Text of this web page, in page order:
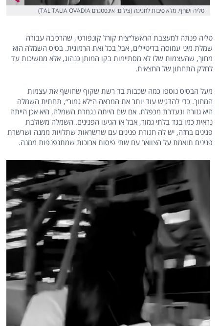
טליה ושחף. מלא סיבות לחגיגה (צילום: אינסטגרם TAL TALIA OVADIA)
טליה פנתה למעצבת הראשל״צית קורל קונפורטי, שהרכיבה עבורה
שמלת מיני עמוסה בדיטיילים, אבל בכל זאת הרמונית. בסיס השמלה הוא
מחוך, שהעצמות שלו לא מסתיימות בקו המותן כנהוג, אלא ממשיכות עד
לחלק התחתון של החצאית.
מעל הבסיס נוספו כמה שכבות בד רשת שקוף שחושף את עצמות
המחוך. כדי להדגיש עוד יותר את המראה ה״לא גמור״, תחתית השמלה
היא גזורה ונעדרת מכפלת. אם שם הייתה נגמרת השמלה, היא אכן הייתה
נראית כמו בגד בלתי גמור, אבל אז הגיעו הפנינים. השמלה משולבת
פנינים בחזה, יש לה חגורת פנינים עם שרשראות שתלויות ממנה ושרשרת
פנינים תואמת על הצוואר עם שתי פיסות ארוכות שמתנפנפות ממנה.